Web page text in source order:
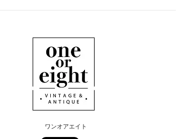
ワンオアエイト